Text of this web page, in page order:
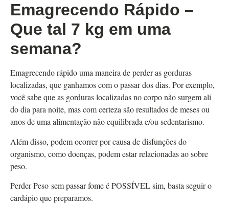
Emagrecendo Rápido –
Que tal 7 kg em uma
semana?
Emagrecendo rápido uma maneira de perder as gorduras
localizadas, que ganhamos com o passar dos dias. Por exemplo,
você sabe que as gorduras localizadas no corpo não surgem ali
do dia para noite, mas com certeza são resultados de meses ou
anos de uma alimentação não equilibrada e/ou sedentarismo.
Além disso, podem ocorrer por causa de disfunções do
organismo, como doenças, podem estar relacionadas ao sobre
peso.
Perder Peso sem passar fome é POSSÍVEL sim, basta seguir o
cardápio que preparamos.